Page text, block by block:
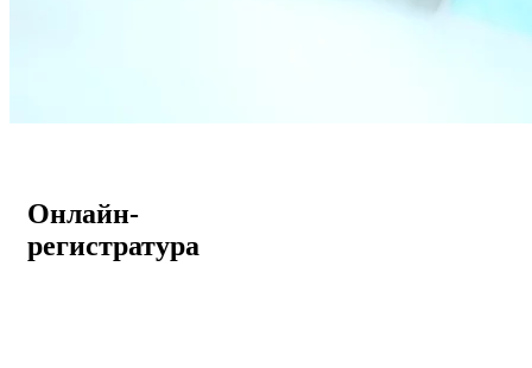
Онлайн-
регистратура